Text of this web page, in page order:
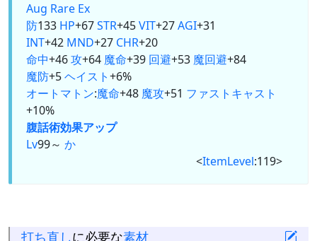
Aug Rare Ex
防133 HP+67STR+45VIT+27AGI+31
INT+42 MND+27 CHR+20
命中+46攻+64 魔命+39 回避+53 魔回避+84
魔防+5ヘイスト+6%
オートマトン:魔命+48 魔攻+51 ファストキャスト
+10%
腹話術効果アップ
Lv99～ か
<ItemLevel:119>
打ち直しに必要な素材